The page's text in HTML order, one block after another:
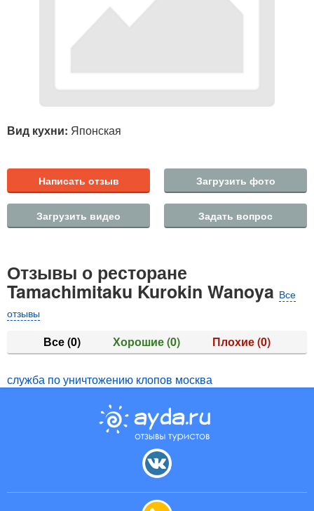
Вид кухни: Японская
Написать отзыв Загрузить фото
Загрузить видео Задать вопрос
Отзывы о ресторане
Tamachimitaku Kurokin Wanoya Все
отзывы
Все(0) Хорошие(0) Плохие(0)
служба по уничтожению клопов москва